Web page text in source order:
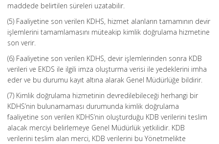
maddede belirtilen süreleri uzatabilir.
(5) Faaliyetine son verilen KDHS, hizmet alanların tamamının devir
işlemlerini tamamlamasını müteakip kimlik doğrulama hizmetine
son verir.
(6) Faaliyetine son verilen KDHS, devir işlemlerinden sonra KDB
verileri ve EKDS ile ilgili imza oluşturma verisi ile yedeklerini imha
eder ve bu durumu kayıt altına alarak Genel Müdürlüğe bildirir.
(7) Kimlik doğrulama hizmetinin devredilebileceği herhangi bir
KDHS’nin bulunamaması durumunda kimlik doğrulama
faaliyetine son verilen KDHS’nin oluşturduğu KDB verilerini teslim
alacak merciyi belirlemeye Genel Müdürlük yetkilidir. KDB
verilerini teslim alan merci, KDB verilerini bu Yönetmelikte